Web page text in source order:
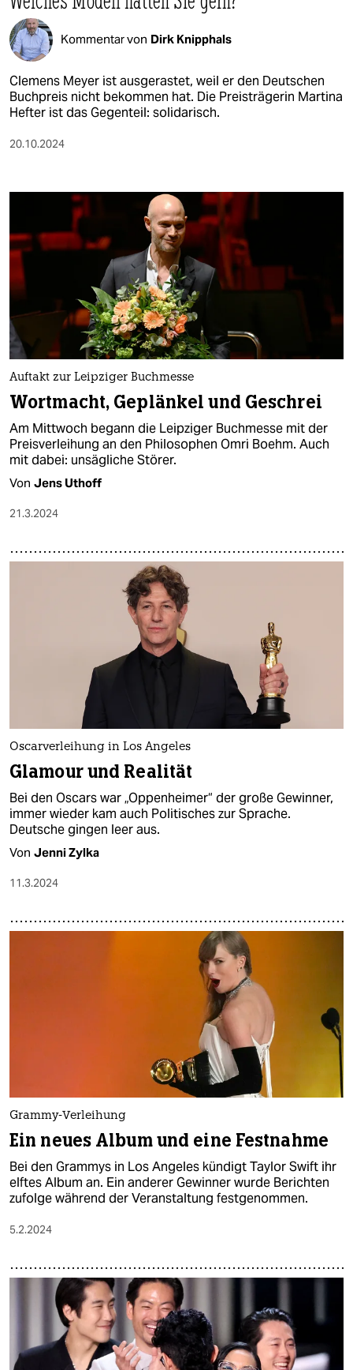
Kommentar von Dirk Knipphals
Clemens Meyer ist ausgerastet, weil er den Deutschen
Buchpreis nicht bekommen hat. Die Preisträgerin Martina
Hefter ist das Gegenteil: solidarisch.
20.10.2024
Auftakt zur Leipziger Buchmesse
Wortmacht, Geplänkel und Geschrei
Am Mittwoch begann die Leipziger Buchmesse mit der
Preisverleihung an den Philosophen Omri Boehm. Auch
mit dabei: unsägliche Störer.
Von Jens Uthoff
21.3.2024
Oscarverleihung in Los Angeles
Glamour und Realität
Bei den Oscars war „Oppenheimer“ der große Gewinner,
immer wieder kam auch Politisches zur Sprache.
Deutsche gingen leer aus.
Von Jenni Zylka
11.3.2024
Grammy-Verleihung
Ein neues Album und eine Festnahme
Bei den Grammys in Los Angeles kündigt Taylor Swift ihr
elftes Album an. Ein anderer Gewinner wurde Berichten
zufolge während der Veranstaltung festgenommen.
5.2.2024